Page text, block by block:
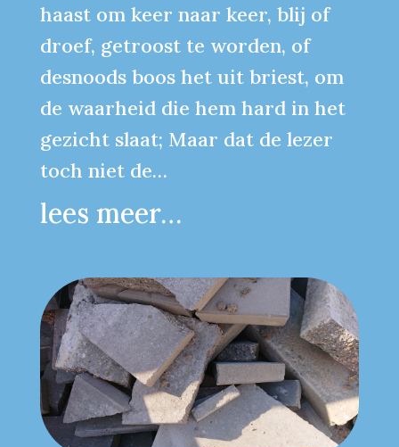
haast om keer naar keer, blij of
droef, getroost te worden, of
desnoods boos het uit briest, om
de waarheid die hem hard in het
gezicht slaat; Maar dat de lezer
toch niet de…
lees meer…